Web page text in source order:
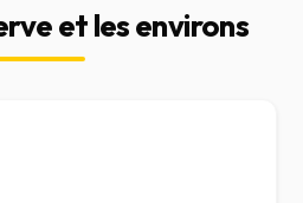
et les environs